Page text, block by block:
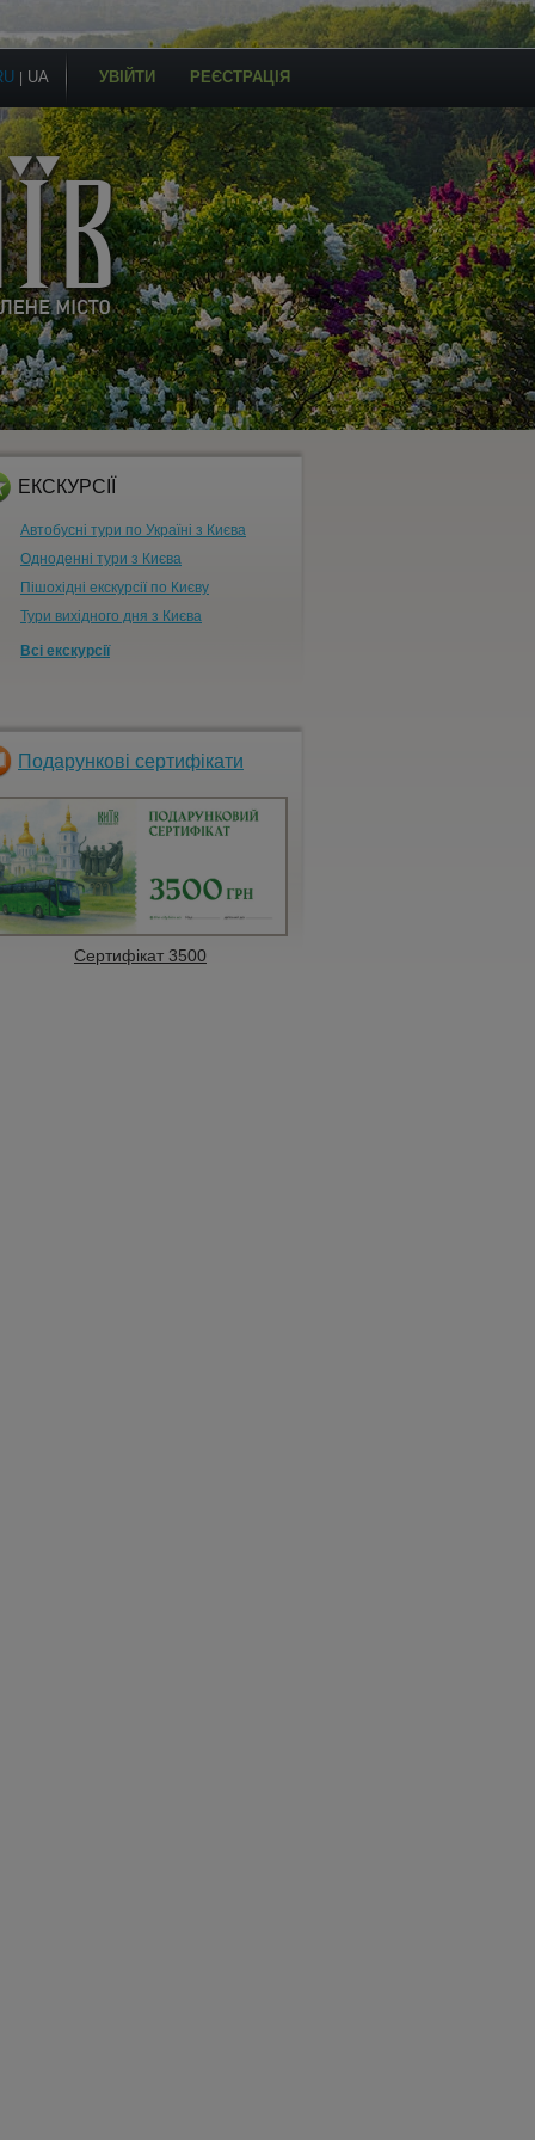
УВІЙТИ РЕЄСТРАЦІЯ
UA
ЕКСКУРСІЇ
Автобусні тури по Україні з Києва
Одноденні тури з Києва
Пішохідні екскурсії по Києву
Тури вихідного дня з Києва
Всі екскурсії
Подарункові сертифікати
Сертифікат 3500